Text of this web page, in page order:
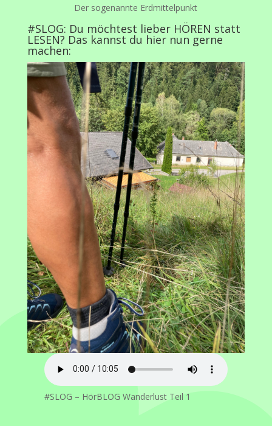
Der sogenannte Erdmittelpunkt
#SLOG: Du möchtest lieber HÖREN statt
LESEN? Das kannst du hiernun gerne
machen:
#SLOG – HörBLOG Wanderlust Teil 1